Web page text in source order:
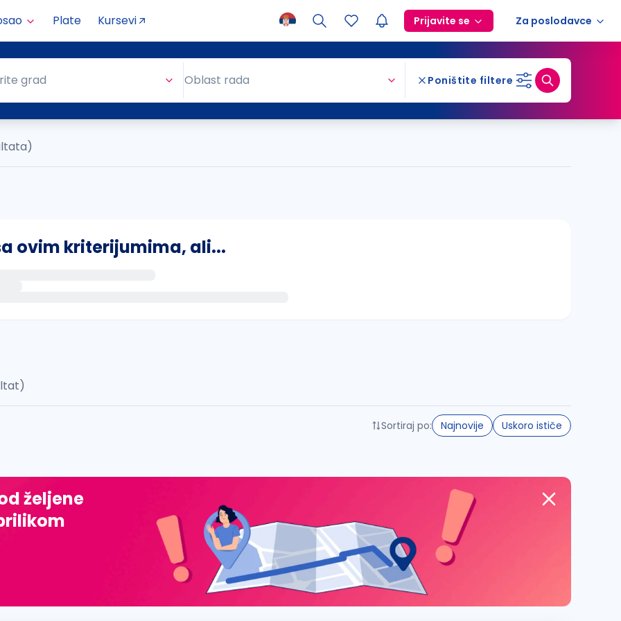
Plate Kursevi Prijavite se Za poslodavce
grad Oblast rada Poništite filtere
ovim kriterijumima, ali...
đ, ž, dž)
Sortiraj po: Najnovije Uskoro ističe
željene